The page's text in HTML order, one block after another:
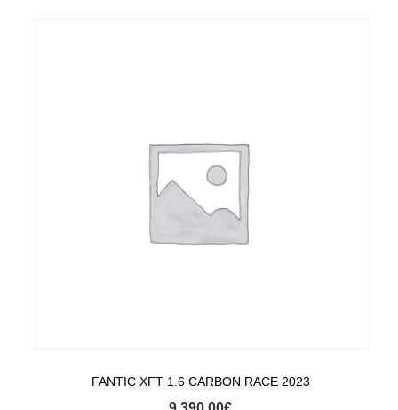
FANTIC XFT 1.6 CARBON RACE 2023